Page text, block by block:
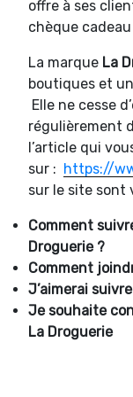
offre à ses
chèque
La marque La
boutiques et
Elle ne cesse
régulièrement
l’article qui
sur : https://
sur le site sont
Comment
Droguerie ?
Comment
J’aimerai
Je souhaite
La Droguerie